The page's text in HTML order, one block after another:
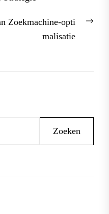
Zoekmachine-opti
malisatie
Zoeken